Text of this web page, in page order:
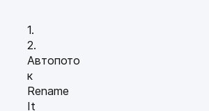
1.
2.
Автопото
к
Rename
It